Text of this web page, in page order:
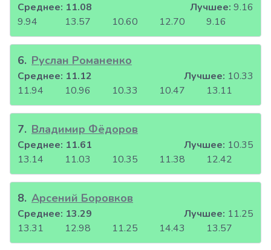
9.94 13.57 10.60 12.70 9.16
Среднее: 11.08 Лучшее: 9.16
6. Руслан Романенко
11.94 10.96 10.33 10.47 13.11
Среднее: 11.12 Лучшее: 10.33
7. Владимир Фёдоров
13.14 11.03 10.35 11.38 12.42
Среднее: 11.61 Лучшее: 10.35
8. Арсений Боровков
13.31 12.98 11.25 14.43 13.57
Среднее: 13.29 Лучшее: 11.25